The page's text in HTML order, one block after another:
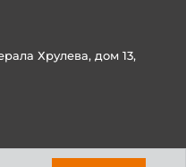
ПРИНЯТЬ
Хрулева, дом 13,